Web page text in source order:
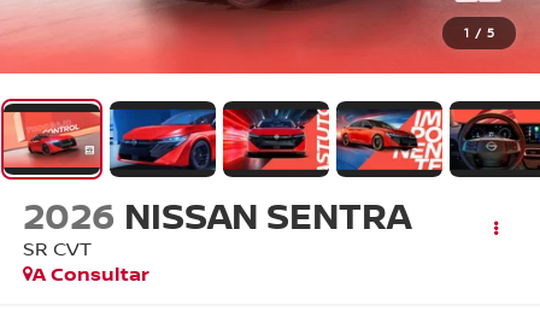
1 / 5
2026 NISSAN SENTRA
SR CVT
A Consultar